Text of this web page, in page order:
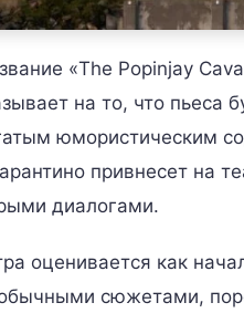
«The Popinjay
на то, что
юмористическим
привнесет на
диалогами.
оценивается как
сюжетами,